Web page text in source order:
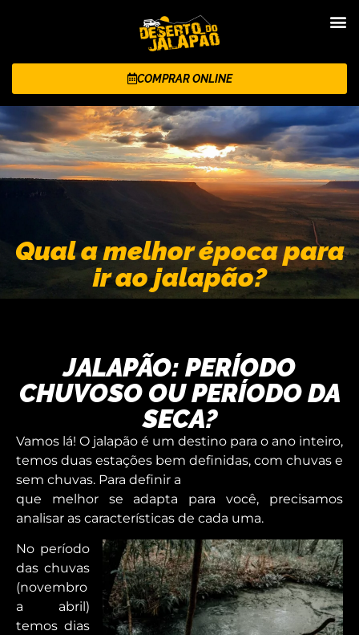
COMPRAR ONLINE
Qual a melhor época para
ir ao jalapão?
JALAPÃO: PERÍODO
CHUVOSO OU PERÍODO DA
SECA?
Vamos lá! O jalapão é um destino para o ano inteiro,
temos duas estações bem definidas, com chuvas e
sem chuvas. Para definir a
que melhor se adapta para você, precisamos
analisar as características de cada uma.
No período
das chuvas
(novembro
a abril)
temos dias